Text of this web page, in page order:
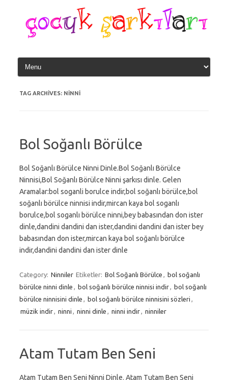
content
TAG ARCHIVES: NINNI
Bol Soğanlı Börülce
Bol Soğanlı Börülce Ninni Dinle.Bol Soğanlı Börülce
Ninnisi,Bol Soğanlı Börülce Ninni şarkısı dinle. Gelen
Aramalar:bol soganli borulce indir,bol soğanlı börülce,bol
soğanlı börülce ninnisi indir,mircan kaya bol soganlı
borulce,bol soganlı börülce ninni,bey babasından don ister
dinle,dandini dandini dan ister,dandini dandini dan ister bey
babasından don ister,mircan kaya bol soğanlı börülce
indir,dandini dandini dan ister dinle
Category: Ninniler Etiketler: Bol Soğanlı Börülce
bol soğanlı
börülce ninni dinle
bol soğanlı börülce ninnisi indir
bol soğanlı
börülce ninnisini dinle
bol soğanlı börülce ninnisini sözleri
müzik indir
ninni ninni dinle ninni indir ninniler
Atam Tutam Ben Seni
Atam Tutam Ben Seni Ninni Dinle. Atam Tutam Ben Seni